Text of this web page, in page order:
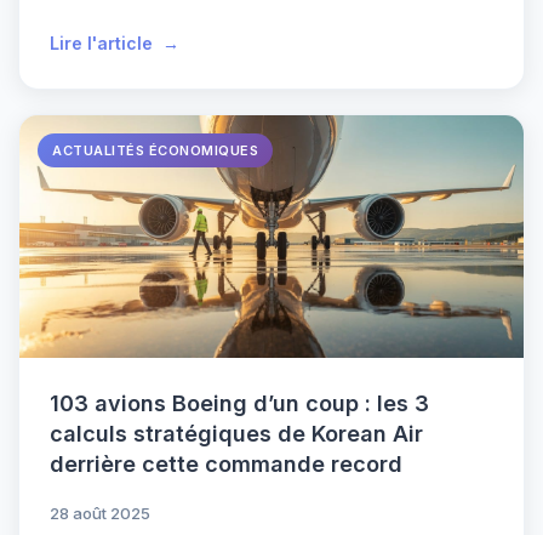
Lire l'article
ACTUALITÉS ÉCONOMIQUES
103 avions Boeing d’un coup : les 3
calculs stratégiques de Korean Air
derrière cette commande record
28 août 2025